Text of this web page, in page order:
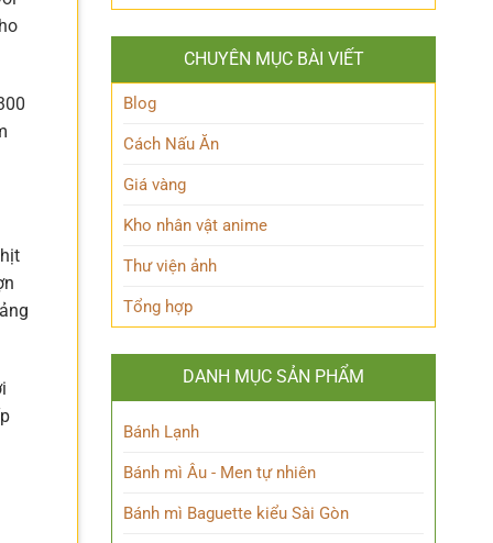
kỳ
thần
dành
cho
người
199+
Bắc
đẹp
CHUYÊN MỤC BÀI VIẾT
Blog
Cách Nấu Ăn
Giá vàng
Kho nhân vật anime
Thư viện ảnh
Tổng hợp
DANH MỤC SẢN PHẨM
Bánh Lạnh
Bánh mì Âu - Men tự nhiên
Bánh mì Baguette kiểu Sài Gòn